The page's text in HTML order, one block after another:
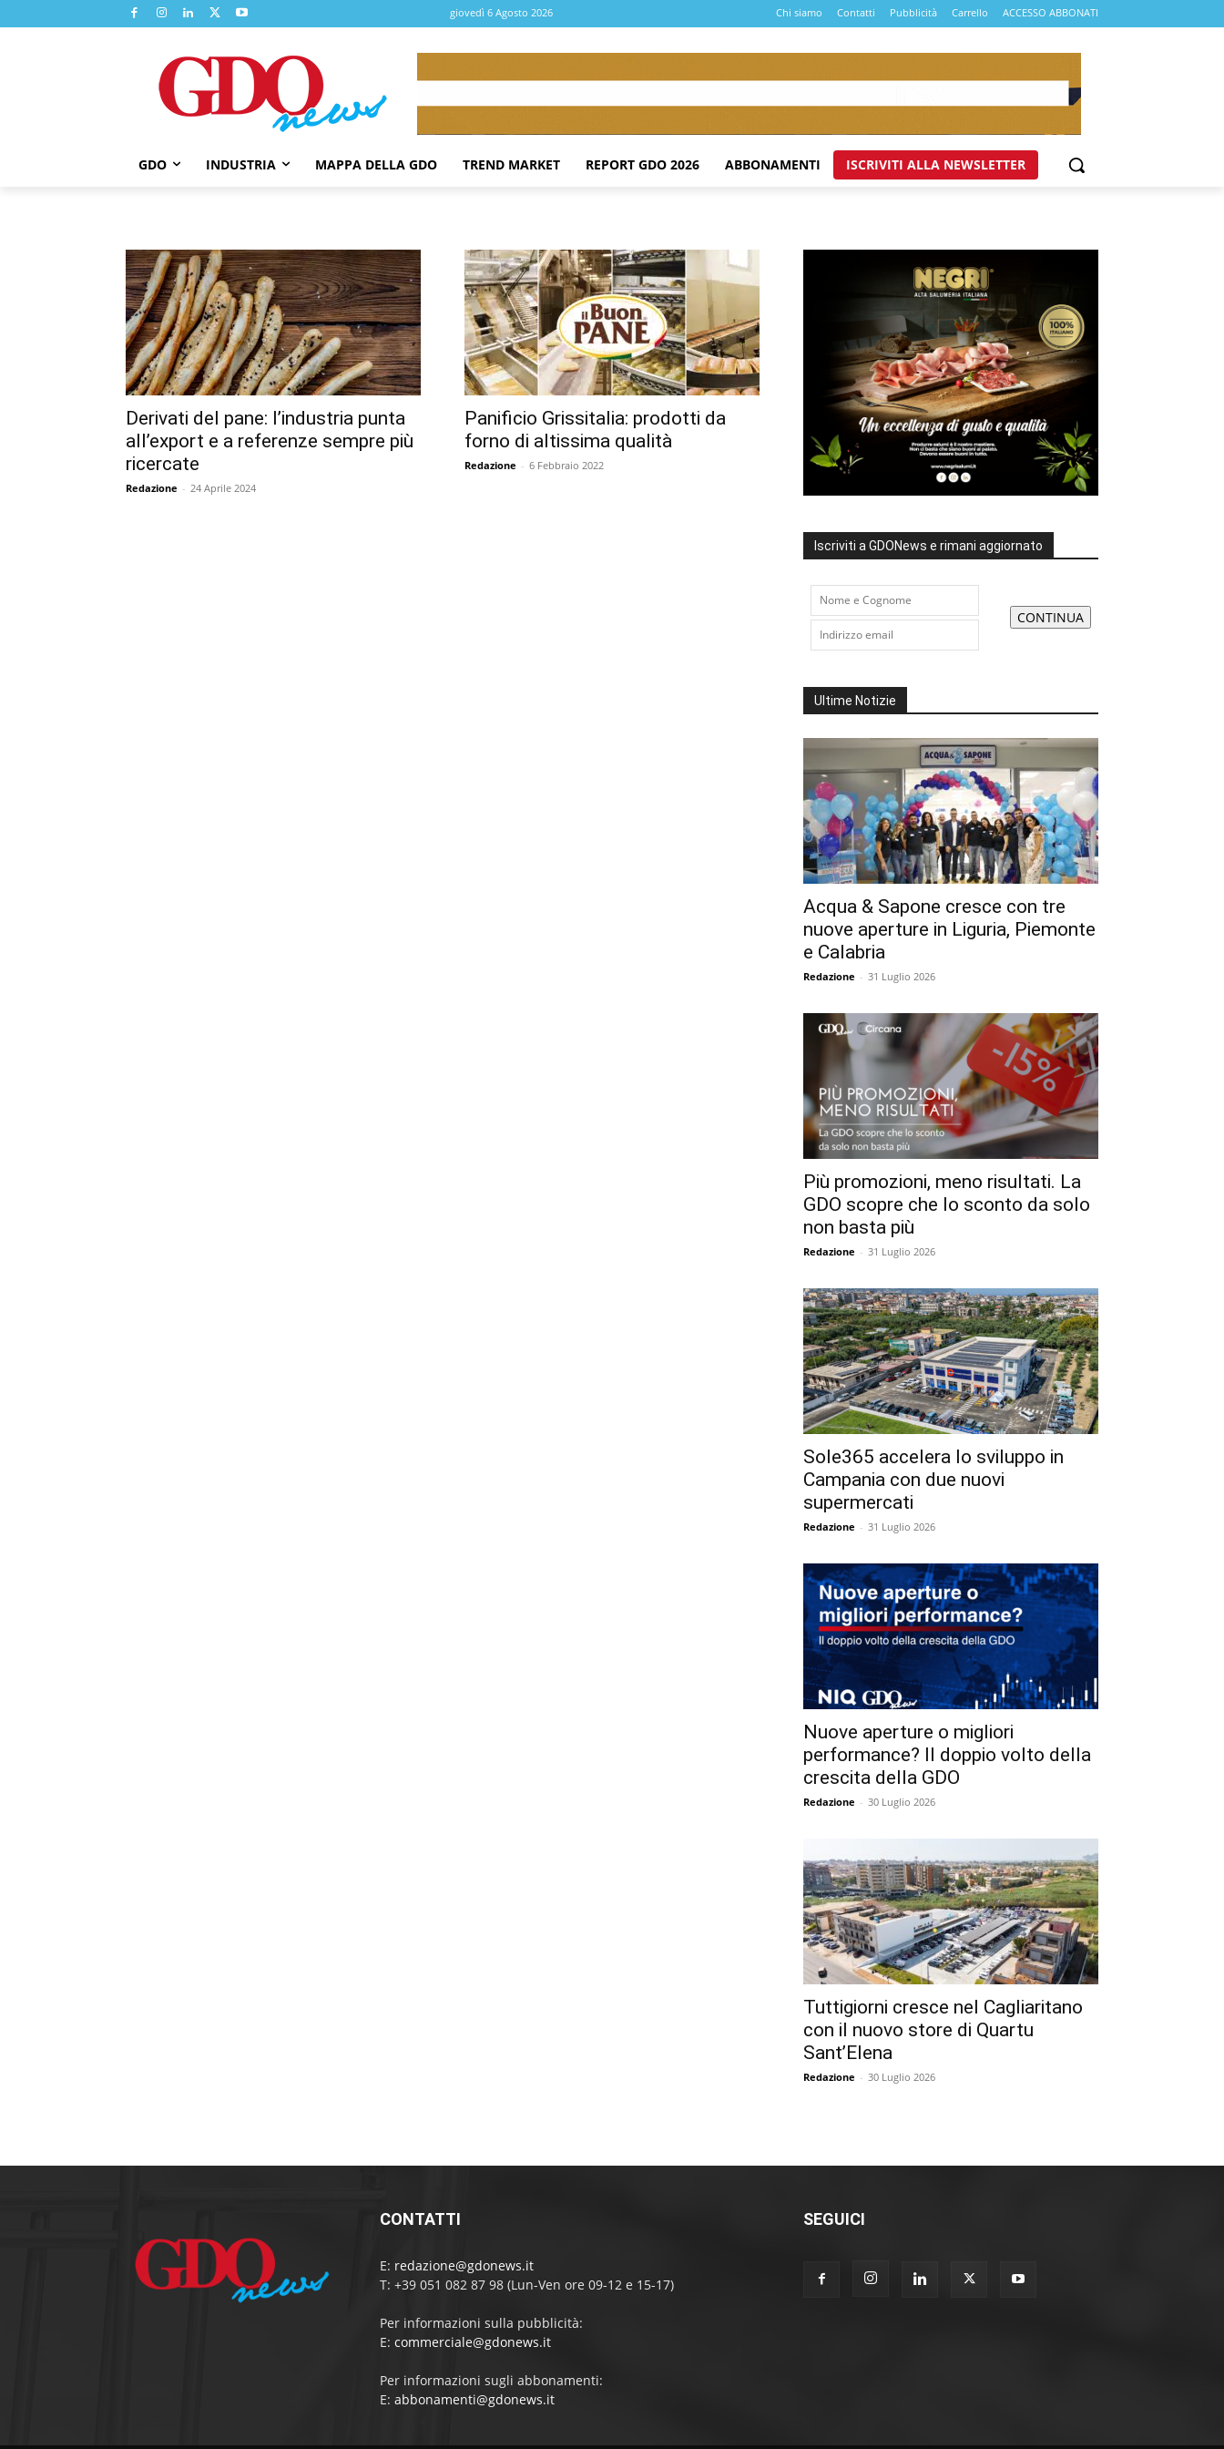
giovedì 6 Agosto 2026 Chi siamo Contatti Pubblicità Carrello ACCESSO ABBONATI
GDO INDUSTRIA MAPPA DELLA GDO TREND MARKET REPORT GDO 2026 ABBONAMENTI ISCRIVITI ALLA NEWSLETTER
Derivati del pane: l’industria punta
all’export e a referenze sempre più
ricercate
Redazione - 24 Aprile 2024
Panificio Grissitalia: prodotti da
forno di altissima qualità
Redazione - 6 Febbraio 2022
Iscriviti a GDONews e rimani aggiornato
Ultime Notizie
Acqua & Sapone cresce con tre
nuove aperture in Liguria, Piemonte
e Calabria
Redazione - 31 Luglio 2026
Più promozioni, meno risultati. La
GDO scopre che lo sconto da solo
non basta più
Redazione - 31 Luglio 2026
Sole365 accelera lo sviluppo in
Campania con due nuovi
supermercati
Redazione - 31 Luglio 2026
Nuove aperture o migliori
performance? Il doppio volto della
crescita della GDO
Redazione - 30 Luglio 2026
Tuttigiorni cresce nel Cagliaritano
con il nuovo store di Quartu
Sant’Elena
Redazione - 30 Luglio 2026
CONTATTI
E: redazione@gdonews.it
T: +39 051 082 87 98 (Lun-Ven ore 09-12 e 15-17)
Per informazioni sulla pubblicità:
E: commerciale@gdonews.it
Per informazioni sugli abbonamenti:
E: abbonamenti@gdonews.it
SEGUICI